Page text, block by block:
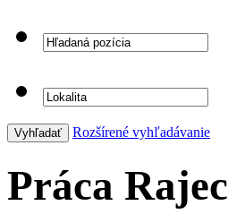
Rozšírené vyhľadávanie
Práca Rajec